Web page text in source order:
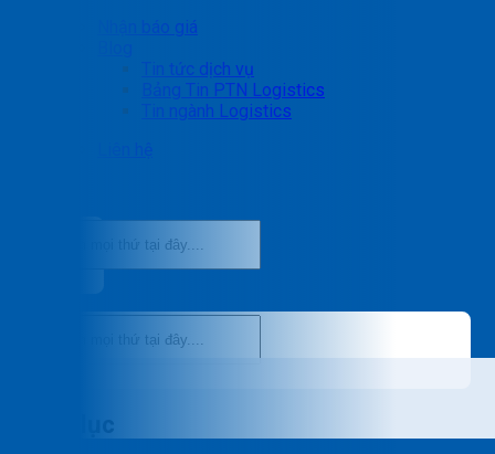
Nhận báo giá
Tin tức dịch vụ
Bảng Tin PTN Logistics
Tin ngành Logistics